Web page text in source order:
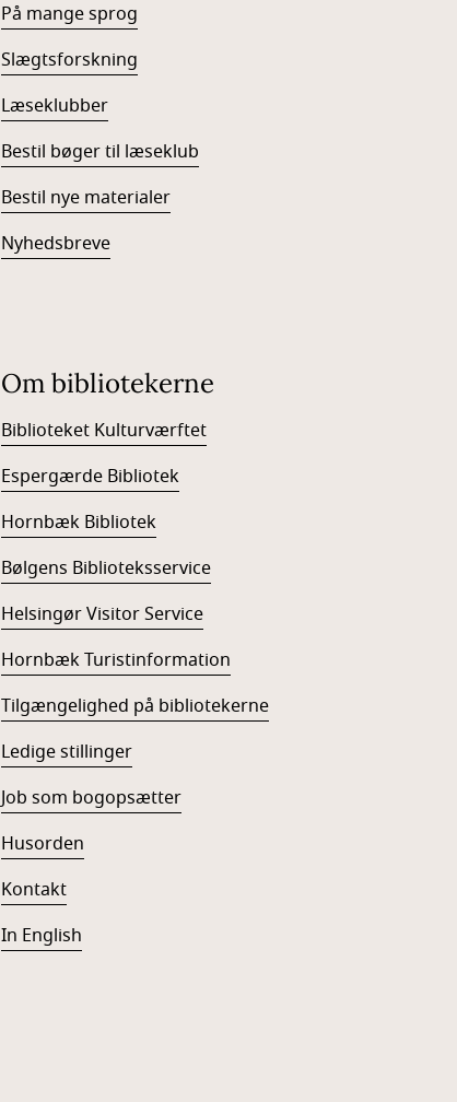
På mange sprog
Slægtsforskning
Læseklubber
Bestil bøger til læseklub
Bestil nye materialer
Nyhedsbreve
Om bibliotekerne
Biblioteket Kulturværftet
Espergærde Bibliotek
Hornbæk Bibliotek
Bølgens Biblioteksservice
Helsingør Visitor Service
Hornbæk Turistinformation
Tilgængelighed på bibliotekerne
Ledige stillinger
Job som bogopsætter
Husorden
Kontakt
In English